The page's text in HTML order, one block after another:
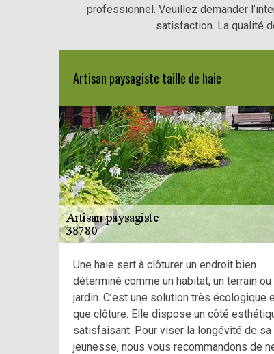
professionnel. Veuillez demander
satisfaction. La qualité
Artisan paysagiste taille de haie
Une haie sert à clôturer un endroit bien
déterminé comme un habitat, un terrain ou
jardin. C’est une solution très écologique
que clôture. Elle dispose un côté
satisfaisant. Pour viser la longévité de sa
jeunesse, nous vous recommandons de